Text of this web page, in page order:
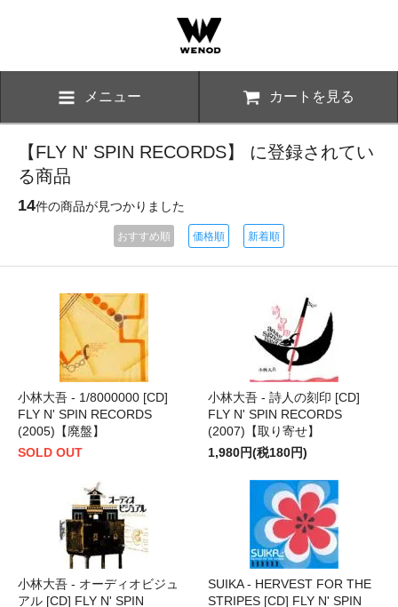
メニュー カートを見る
【FLY N' SPIN RECORDS】 に登録されてい
る商品
14件の商品が見つかりました
おすすめ順 価格順 新着順
小林大吾 - 1/8000000 [CD]
FLY N' SPIN RECORDS
(2005)【廃盤】
SOLD OUT
小林大吾 - 詩人の刻印 [CD]
FLY N' SPIN RECORDS
(2007)【取り寄せ】
1,980円(税180円)
小林大吾 - オーディオビジュ
アル [CD] FLY N' SPIN
SUIKA - HERVEST FOR THE
STRIPES [CD] FLY N' SPIN